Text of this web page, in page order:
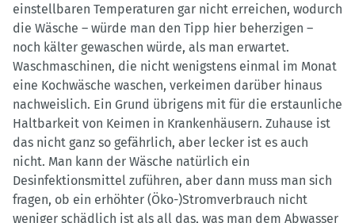
einstellbaren Temperaturen gar nicht erreichen, wodurch
die Wäsche – würde man den Tipp hier beherzigen –
noch kälter gewaschen würde, als man erwartet.
Waschmaschinen, die nicht wenigstens einmal im Monat
eine Kochwäsche waschen, verkeimen darüber hinaus
nachweislich. Ein Grund übrigens mit für die erstaunliche
Haltbarkeit von Keimen in Krankenhäusern. Zuhause ist
das nicht ganz so gefährlich, aber lecker ist es auch
nicht. Man kann der Wäsche natürlich ein
Desinfektionsmittel zuführen, aber dann muss man sich
fragen, ob ein erhöhter (Öko-)Stromverbrauch nicht
weniger schädlich ist als all das, was man dem Abwasser